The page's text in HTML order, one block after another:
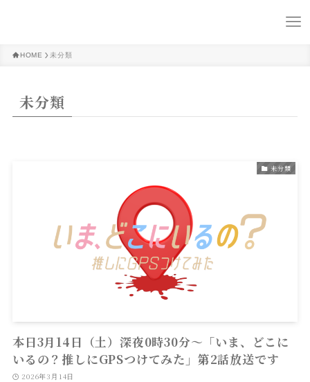
HOME 未分類
未分類
未分類
本日3月14日（土）深夜0時30分〜「いま、どこに
いるの？推しにGPSつけてみた」第2話放送です
2026年3月14日